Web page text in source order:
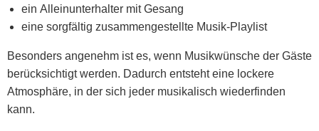
ein Alleinunterhalter mit Gesang
eine sorgfältig zusammengestellte Musik-Playlist
Besonders angenehm ist es, wenn Musikwünsche der Gäste
berücksichtigt werden. Dadurch entsteht eine lockere
Atmosphäre, in der sich jeder musikalisch wiederfinden
kann.